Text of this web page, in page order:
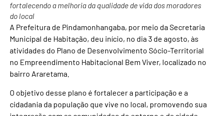
fortalecendo a melhoria da qualidade de vida dos moradores
do local
A Prefeitura de Pindamonhangaba, por meio da Secretaria
Municipal de Habitação, deu início, no dia 3 de agosto, às
atividades do Plano de Desenvolvimento Sócio-Territorial
no Empreendimento Habitacional Bem Viver, localizado no
bairro Araretama.
O objetivo desse plano é fortalecer a participação e a
cidadania da população que vive no local, promovendo sua